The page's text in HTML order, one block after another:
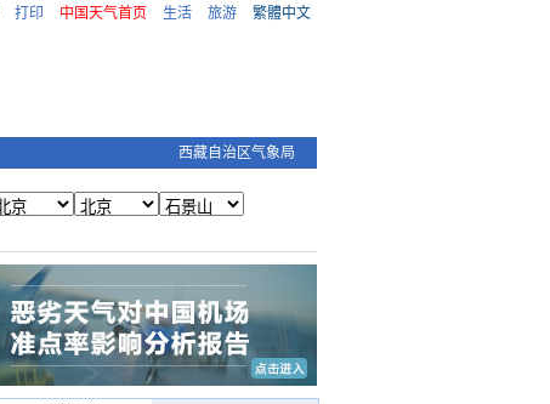
打印 中国天气首页 生活 旅游 繁體中文
西藏自治区气象局